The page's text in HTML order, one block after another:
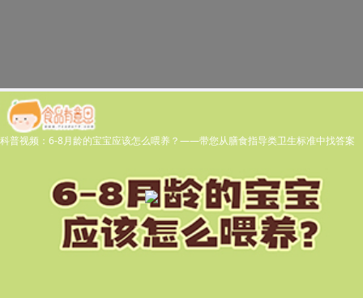
科普视频：6-8月龄的宝宝应该怎么喂养？——带您从膳食指导类卫生标准中找答案